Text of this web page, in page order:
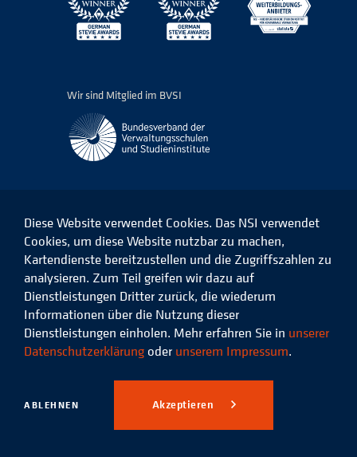
Wir sind Mitglied im BVSI
Das
NSI
Facebook
Das
NSI
auf
LinkedIn
Das
NSI
auf
Instagram
Das
Xing
© 2026 Niedersächsisches
Studieninstitut für kommunale
Verwaltung e.V.
Datenschutz Impressum
Diese Website verwendet Cookies. Das NSI verwendet
Cookies, um diese Website nutzbar zu machen,
Kartendienste bereitzustellen und die Zugriffszahlen zu
analysieren. Zum Teil greifen wir dazu auf
Dienstleistungen Dritter zurück, die wiederum
Informationen über die Nutzung dieser
Dienstleistungen einholen. Mehr erfahren Sie in unserer
Datenschutzerklärung oder unserem Impressum.
ABLEHNEN Akzeptieren